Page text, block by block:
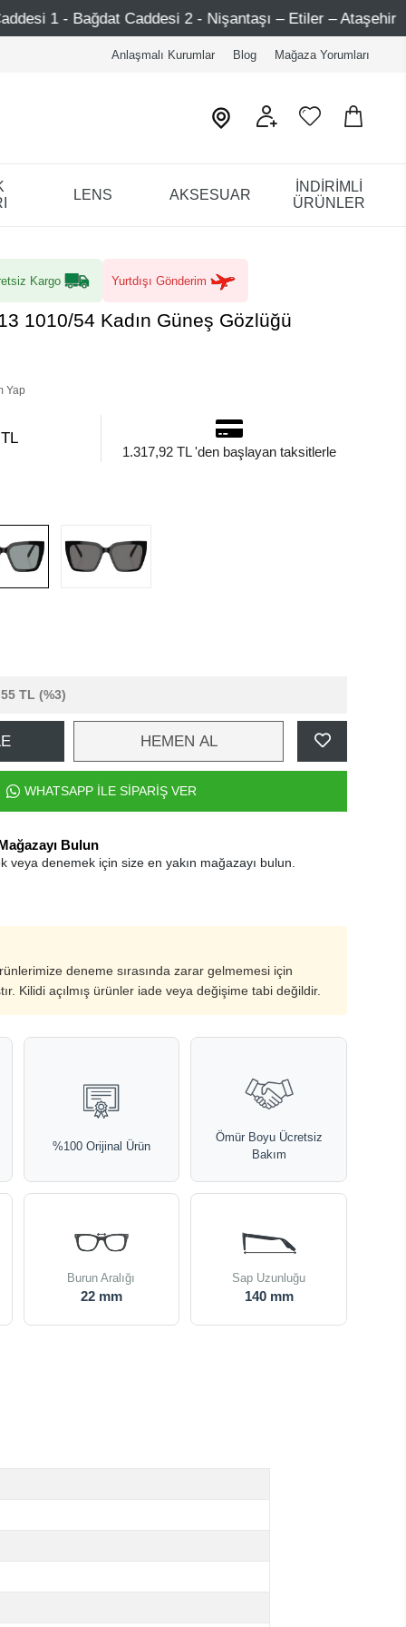
2 - Nişantaşı – Etiler – Ataşehir 750 TL Üzeri
Anlaşmalı Kurumlar Blog Mağaza Yorumları
LENS AKSESUAR
İNDİRİMLİ
ÜRÜNLER
Kargo Yurtdışı Gönderim
1010/54 Kadın Güneş Gözlüğü
Yap
1.317,92 TL 'den başlayan taksitlerle
TL (%3)
HEMEN AL
WHATSAPP İLE SİPARİŞ VER
Bulun
veya denemek için size en yakın mağazayı bulun.
deneme sırasında zarar gelmemesi için
Kilidi açılmış ürünler iade veya değişime tabi değildir.
%100 Orijinal Ürün
Ömür Boyu Ücretsiz
Bakım
Burun Aralığı
22 mm
Sap Uzunluğu
140 mm